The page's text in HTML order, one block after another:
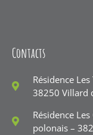
Contacts
Résidence
38250 Villard
Résidence
polonais –